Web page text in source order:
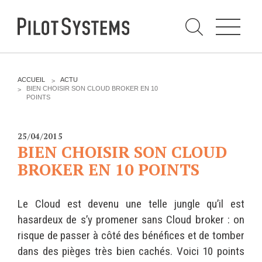
i
DÉV WEB
Expression de besoins
Développement
d'applications
Support et Assistance
Formations
Gestion de contenu
Le serveur d'applications
Zope
GESTION DE CONTENU
Plone
Zinnia
V
O
S
I
C
I
ACCUEIL
ACTU
BIEN CHOISIR SON CLOUD BROKER EN 10
POINTS
25/04/2015
BIEN CHOISIR SON CLOUD
BROKER EN 10 POINTS
Le Cloud est devenu une telle jungle qu’il est
hasardeux de s’y promener sans Cloud broker : on
risque de passer à côté des bénéfices et de tomber
dans des pièges très bien cachés. Voici 10 points